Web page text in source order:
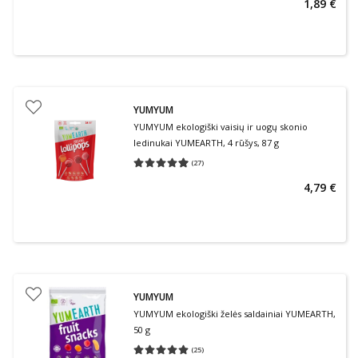
1,89 €
YUMYUM
YUMYUM ekologiški vaisių ir uogų skonio
ledinukai YUMEARTH, 4 rūšys, 87 g
(27)
Vidutinis įvertinimas 4.96
4,79 €
YUMYUM
YUMYUM ekologiški želės saldainiai YUMEARTH,
50 g
(25)
Vidutinis įvertinimas 5.00